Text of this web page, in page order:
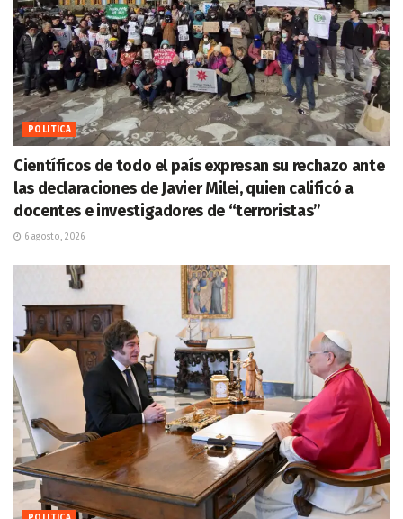
POLITICA
Científicos de todo el país expresan su rechazo ante
las declaraciones de Javier Milei, quien calificó a
docentes e investigadores de “terroristas”
6 agosto, 2026